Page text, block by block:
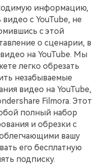
информацию,
с YouTube, не
с этой
о сценарии, в
на YouTube. Мы
легко обрезать
незабываемые
видео на YouTube,
Filmora. Этот
полный набор
и обрезки с
вашу
его бесплатную
подписку.